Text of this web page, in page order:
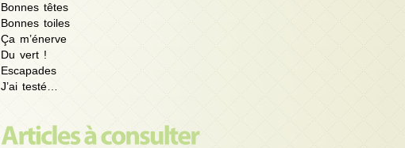
Bonnes têtes
Bonnes toiles
Ça m’énerve
Du vert !
Escapades
J’ai testé…